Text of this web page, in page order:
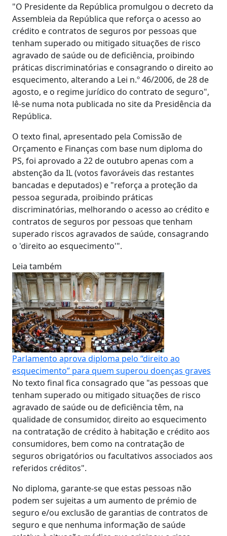
"O Presidente da República promulgou o decreto da
Assembleia da República que reforça o acesso ao
crédito e contratos de seguros por pessoas que
tenham superado ou mitigado situações de risco
agravado de saúde ou de deficiência, proibindo
práticas discriminatórias e consagrando o direito ao
esquecimento, alterando a Lei n.º 46/2006, de 28 de
agosto, e o regime jurídico do contrato de seguro",
lê-se numa nota publicada no site da Presidência da
República.
O texto final, apresentado pela Comissão de
Orçamento e Finanças com base num diploma do
PS, foi aprovado a 22 de outubro apenas com a
abstenção da IL (votos favoráveis das restantes
bancadas e deputados) e "reforça a proteção da
pessoa segurada, proibindo práticas
discriminatórias, melhorando o acesso ao crédito e
contratos de seguros por pessoas que tenham
superado riscos agravados de saúde, consagrando
o 'direito ao esquecimento'".
Leia também
Parlamento aprova diploma pelo “direito ao
esquecimento” para quem superou doenças graves
No texto final fica consagrado que "as pessoas que
tenham superado ou mitigado situações de risco
agravado de saúde ou de deficiência têm, na
qualidade de consumidor, direito ao esquecimento
na contratação de crédito à habitação e crédito aos
consumidores, bem como na contratação de
seguros obrigatórios ou facultativos associados aos
referidos créditos".
No diploma, garante-se que estas pessoas não
podem ser sujeitas a um aumento de prémio de
seguro e/ou exclusão de garantias de contratos de
seguro e que nenhuma informação de saúde